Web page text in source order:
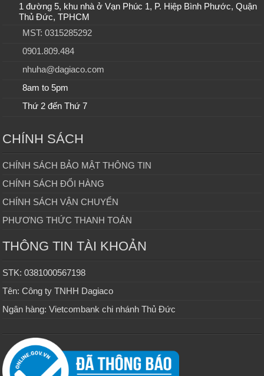
1 đường 5, khu nhà ở Vạn Phúc 1, P. Hiệp Bình Phước, Quận
Thủ Đức, TPHCM
MST: 0315285292
0901.809.484
nhuha@dagiaco.com
8am to 5pm
Thứ 2 đến Thứ 7
CHÍNH SÁCH
CHÍNH SÁCH BẢO MẬT THÔNG TIN
CHÍNH SÁCH ĐỔI HÀNG
CHÍNH SÁCH VẬN CHUYỂN
PHƯƠNG THỨC THANH TOÁN
THÔNG TIN TÀI KHOẢN
STK: 0381000567198
Tên: Công ty TNHH Dagiaco
Ngân hàng: Vietcombank chi nhánh Thủ Đức